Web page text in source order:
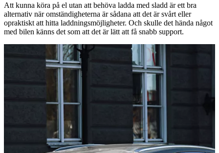
Att kunna köra på el utan att behöva ladda med sladd är ett bra
alternativ när omständigheterna är sådana att det är svårt eller
opraktiskt att hitta laddningsmöjligheter. Och skulle det hända något
med bilen känns det som att det är lätt att få snabb support.